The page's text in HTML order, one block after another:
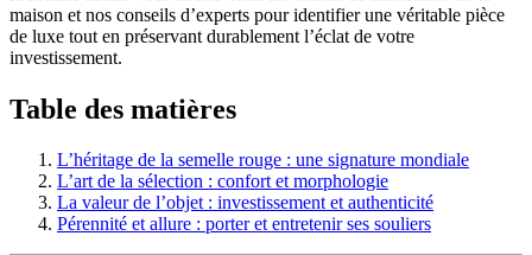
maison et nos conseils d’experts pour identifier une véritable pièce
de luxe tout en préservant durablement l’éclat de votre
investissement.
Table des matières
L’héritage de la semelle rouge : une signature mondiale
L’art de la sélection : confort et morphologie
La valeur de l’objet : investissement et authenticité
Pérennité et allure : porter et entretenir ses souliers